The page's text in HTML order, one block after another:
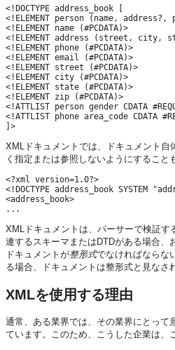
<!DOCTYPE address_book [
<!ELEMENT person (name,
<!ELEMENT name (#PCDATA)>
<!ELEMENT address (street, city,
<!ELEMENT phone (#PCDATA)>
<!ELEMENT email (#PCDATA)>
<!ELEMENT street (#PCDATA)>
<!ELEMENT city (#PCDATA)>
<!ELEMENT state (#PCDATA)>
<!ELEMENT zip (#PCDATA)>
<!ATTLIST person gender CDATA
<!ATTLIST phone area_code CDATA
XMLドキュメントでは、ドキュメント
く指定または参照しないようにするこ
<?xml version=1.0?>
<!DOCTYPE address_book SYSTEM
<address_book>
XMLドキュメントは、パーサーで検証
連するスキーマまたはDTDがある場合、
ドキュメントが整形式でなければならな
る場合、ドキュメントは整形式と見な
XMLを使用する理由
通常、ある業界では、その業界にとって
ています。このため、こうした企業は、